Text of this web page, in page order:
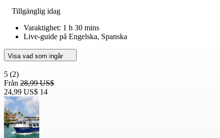
Tillgänglig idag
Varaktighet: 1 h 30 mins
Live-guide på Engelska, Spanska
Visa vad som ingår
5 (2)
Från 28,99 US$
24,99 US$ 14